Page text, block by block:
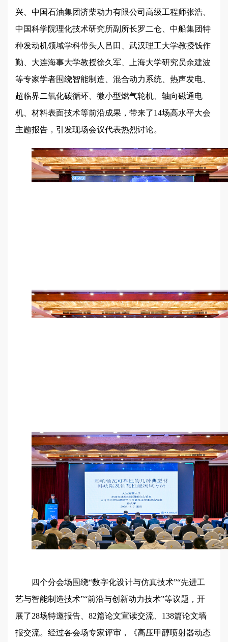
兴、中国石油集团济柴动力有限公司高级工程师张浩、
中国科学院理化技术研究所副所长罗二仓、中船集团特
种发动机领域学科带头人吕田、武汉理工大学教授钱作
勤、大连海事大学教授徐久军、上海大学研究员余建波
等专家学者围绕智能制造、混合动力系统、热声发电、
超临界二氧化碳循环、微小型燃气轮机、轴向磁通电
机、材料表面技术等前沿成果，带来了14场高水平大会
主题报告，引发现场会议代表热烈讨论。
四个分会场围绕“数字化设计与仿真技术”“先进工
艺与智能制造技术”“前沿与创新动力技术”等议题，开
展了28场特邀报告、82篇论文宣读交流、138篇论文墙
报交流。经过各会场专家评审，《高压甲醇喷射器动态